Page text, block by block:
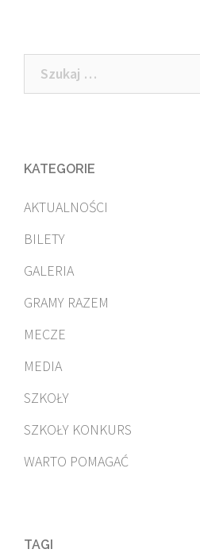
Szukaj:
KATEGORIE
AKTUALNOŚCI
BILETY
GALERIA
GRAMY RAZEM
MECZE
MEDIA
SZKOŁY
SZKOŁY KONKURS
WARTO POMAGAĆ
TAGI